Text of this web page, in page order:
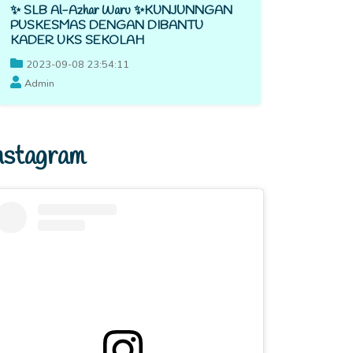
✨ SLB Al-Azhar Waru ✨KUNJUNNGAN
PUSKESMAS DENGAN DIBANTU
KADER UKS SEKOLAH
2023-09-08 23:54:11
Admin